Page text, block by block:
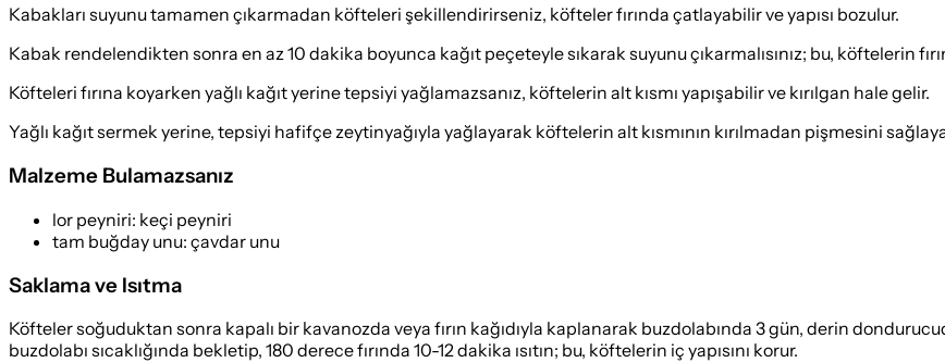
Kabakları suyunu tamamen çıkarmadan köfteleri şekillendirirseniz, köfteler fırında çatlayabilir ve yapısı bozulur.
Kabak rendelendikten sonra en az 10 dakika boyunca kağıt peçeteyle sıkarak suyunu çıkarmalısınız; bu, köftelerin
Köfteleri fırına koyarken yağlı kağıt yerine tepsiyi yağlamazsanız, köftelerin alt kısmı yapışabilir ve kırılgan hale gelir.
Yağlı kağıt sermek yerine, tepsiyi hafifçe zeytinyağıyla yağlayarak köftelerin alt kısmının kırılmadan pişmesini
Malzeme Bulamazsanız
lor peyniri: keçi peyniri
tam buğday unu: çavdar unu
Saklama ve Isıtma
Köfteler soğuduktan sonra kapalı bir kavanozda veya fırın kağıdıyla kaplanarak buzdolabında 3 gün, derin
buzdolabı sıcaklığında bekletip, 180 derece fırında 10-12 dakika ısıtın; bu, köftelerin iç yapısını korur.